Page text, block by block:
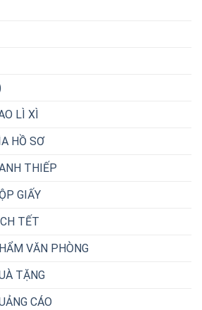
LÌ XÌ
HỒ SƠ
THIẾP
GIẤY
TẾT
VĂN PHÒNG
TẶNG
CÁO